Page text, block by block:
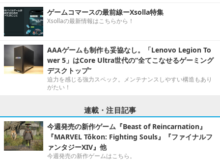
ゲームコマースの最前線ーXsolla特集
Xsollaの最新情報はこちらから！
AAAゲームも制作も妥協なし。「Lenovo Legion To
wer 5」はCore Ultra世代の“全てこなせるゲーミング
デスクトップ”
迫力を感じる強力スペック。メンテナンスしやすい構造もあり
がたい！
連載・注目記事
今週発売の新作ゲーム『Beast of Reincarnation』
『MARVEL Tōkon: Fighting Souls』『ファイナルフ
ァンタジーXIV』他
今週発売の新作ゲームはこちら。